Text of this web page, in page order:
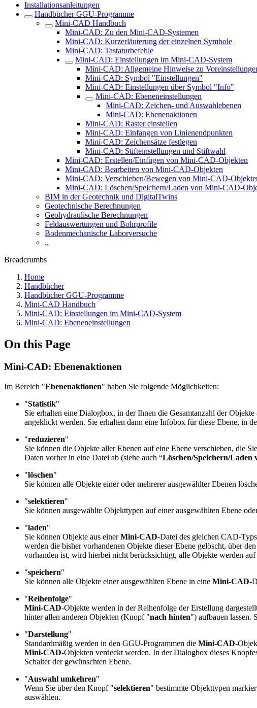
Installationsanleitungen
Handbücher GGU-Programme
Mini-CAD Handbuch
Mini-CAD: Zu den Mini-CAD-Systemen
Mini-CAD: Kurzerläuterung der einzelnen Symbole
Mini-CAD: Tastaturbefehle
Mini-CAD: Einstellungen im Mini-CAD-System
Mini-CAD: Allgemeine Hinweise zu
Mini-CAD: Symbol "Einstellungen"
Mini-CAD: Einstellungen über Symbol "Info"
Mini-CAD: Ebeneneinstellungen
Mini-CAD: Zeichen- und Auswahlebenen
Mini-CAD: Ebenenaktionen
Mini-CAD: Raster einstellen
Mini-CAD: Einfangen von Linienendpunkten
Mini-CAD: Zeichensätze festlegen
Mini-CAD: Stifteinstellungen und Stiftwahl
Mini-CAD: Erstellen/Einfügen von Mini-CAD-Objekten
Mini-CAD: Bearbeiten von Mini-CAD-Objekten
Mini-CAD: Verschieben/Bewegen von Mini-CAD-
Mini-CAD: Löschen/Speichern/Laden von Mini-CAD-
BIM in der Geotechnik und DigitalTwins
Geotechnische Berechnungen
Geohydraulische Berechnungen
Feldauswertungen und Bohrprofile
Bodenmechanische Laborversuche
..
Breadcrumbs
Home
Handbücher
Handbücher GGU-Programme
Mini-CAD Handbuch
Mini-CAD: Einstellungen im Mini-CAD-System
Mini-CAD: Ebeneneinstellungen
On this Page
Mini-CAD: Ebenenaktionen
Im Bereich "Ebenenaktionen" haben Sie folgende Möglichkeiten:
"Statistik"
Sie erhalten eine Dialogbox, in der Ihnen die Gesamtanzahl der
angeklickt werden. Sie erhalten dann eine Infobox für diese Ebene, in
"reduzieren"
Sie können die Objekte aller Ebenen auf eine Ebene verschieben, die
Daten vorher in eine Datei ab (siehe auch “Löschen/Speichern/
"löschen"
Sie können alle Objekte einer oder mehrerer ausgewählter Ebenen
"selektieren"
Sie können ausgewählte Objekttypen auf einer ausgewählten Ebene
"laden"
Sie können Objekte aus einerMini-CAD-Datei des gleichen CAD-
werden die bisher vorhandenen Objekte dieser Ebene gelöscht, über
vorhanden ist, wird hierbei nicht berücksichtigt, alle Objekte werden auf
"speichern"
Sie können alle Objekte einer ausgewählten Ebene in eine Mini-CAD-
"Reihenfolge"
Mini-CAD-Objekte werden in der Reihenfolge der Erstellung
hinter allen anderen Objekten (Knopf "nach hinten") aufbauen lassen.
"Darstellung"
Standardmäßig werden in den GGU-Programmen die Mini-CAD-
Mini-CAD-Objekten verdeckt werden. In der Dialogbox dieses
Schalter der gewünschten Ebene.
"Auswahl umkehren"
Wenn Sie über den Knopf "selektieren" bestimmte Objekttypen
auswählen.